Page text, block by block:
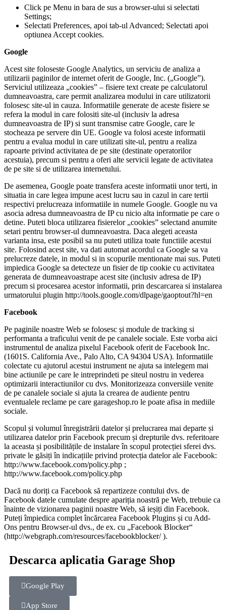
Click pe Menu in bara de sus a browser-ului si selectati
Settings;
Selectati Preferences, apoi tab-ul Advanced; Selectati apoi
optiunea Accept cookies.
Google
Acest site foloseste Google Analytics, un serviciu de analiza a
utilizarii paginilor de internet oferit de Google, Inc. („Google”).
Serviciul utilizeaza „cookies” – fisiere text create pe calculatorul
dumneavoastra, care permit analizarea modului in care utilizatorii
folosesc site-ul in cauza. Informatiile generate de aceste fisiere se
refera la modul in care folositi site-ul (inclusiv la adresa
dumneavoastra de IP) si sunt transmise catre Google, care le
stocheaza pe servere din UE. Google va folosi aceste informatii
pentru a evalua modul in care utilizati site-ul, pentru a realiza
rapoarte privind activitatea de pe site (destinate operatorilor
acestuia), precum si pentru a oferi alte servicii legate de activitatea
de pe site si de utilizarea internetului.
De asemenea, Google poate transfera aceste informatii unor terti, in
situatia in care legea impune acest lucru sau in cazul in care tertii
respectivi prelucreaza informatiile in numele Google. Google nu va
asocia adresa dumneavoastra de IP cu nicio alta informatie pe care o
detine. Puteti bloca utilizarea fisierelor „cookies” selectand anumite
setari pentru browser-ul dumneavoastra. Daca alegeti aceasta
varianta insa, este posibil sa nu puteti utiliza toate functiile acestui
site. Folosind acest site, va dati automat acordul ca Google sa va
prelucreze datele, in modul si in scopurile mentionate mai sus. Puteti
impiedica Google sa detecteze un fisier de tip cookie cu activitatea
generata de dumneavoastrape acest site (inclusiv adresa de IP)
precum si procesarea acestor informatii, prin descarcarea si instalarea
urmatorului plugin http://tools.google.com/dlpage/gaoptout?hl=en
Facebook
Pe paginile noastre Web se folosesc și module de tracking si
performanta a traficului venit de pe canalele sociale. Este vorba aici
instrumentul de analiza pixelul Facebook oferit de Facebook Inc.
(1601S. California Ave., Palo Alto, CA 94304 USA). Informatiile
colectate cu ajutorul acestui instrument ne ajuta sa intelegem mai
bine actiunile pe care le intreprindeti pe siteul nostru in vederea
optimizarii interactiunilor cu dvs. Monitorizeaza conversiile venite
de pe canalele sociale si ajuta la crearea de audiente pentru
eventualele reclame pe care garageshop.ro le poate afisa in mediile
sociale.
Scopul și volumul înregistrării datelor și prelucrarea mai departe și
utilizarea datelor prin Facebook precum și drepturile dvs. referitoare
la aceasta și posibilitățile de instalare în scopul protecției sferei dvs.
private le găsiți în indicațiile privind protecția datelor ale Facebook:
http://www.facebook.com/policy.php ;
http://www.facebook.com/policy.php
Dacă nu doriți ca Facebook să repartizeze contului dvs. de
Facebook datele cumulate despre apariția noastră pe Web, trebuie ca
înainte de vizionarea paginii noastre Web, să ieșiți din Facebook.
Puteți împiedica complet încărcarea Facebook Plugins și cu Add-
Ons pentru Browser-ul dvs., de ex. cu „Facebook Blocker“
(http://webgraph.com/resources/facebookblocker/ ).
Descarca aplicatia Garage Shop
Google Play
App Store